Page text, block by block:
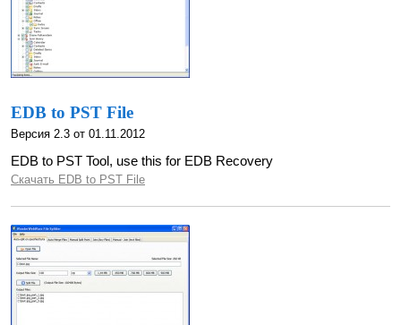
EDB to PST File
Версия 2.3 от 01.11.2012
EDB to PST Tool, use this for EDB Recovery
Скачать EDB to PST File